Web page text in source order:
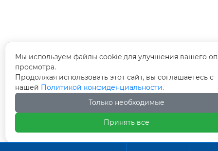
Мы используем файлы cookie для улучшения вашего
просмотра.
Продолжая использовать этот сайт, вы соглашаетесь с
нашей Политикой конфиденциальности.
Только необходимые
Принять все